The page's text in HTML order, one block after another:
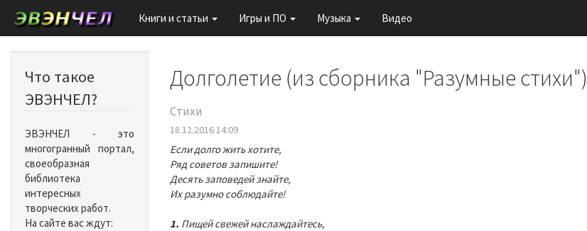
Книги и статьи Игры и ПО Музыка Видео
Что такое
ЭВЭНЧЕЛ?
ЭВЭНЧЕЛ - это
многогранный портал,
своеобразная
библиотека
интересных
творческих работ.
На сайте вас ждут:
Долголетие (из сборника "Разумные стихи")
Стихи
18.12.2016 14:09
Если долго жить хотите,
Ряд советов запишите!
Десять заповедей знайте,
Их разумно соблюдайте!
1. Пищей свежей наслаждайтесь,